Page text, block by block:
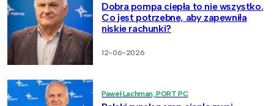
Dobra pompa ciepła to nie wszystko.
Co jest potrzebne, aby zapewniła
niskie rachunki?
12-06-2026
Paweł Lachman, PORT PC